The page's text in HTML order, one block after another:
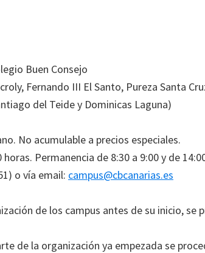
Buen Consejo
Fernando III El Santo, Pureza Santa
del Teide y Dominicas Laguna)
No acumulable a precios especiales.
Permanencia de 8:30 a 9:00 y de
o vía email: campus@cbcanarias.es
de los campus antes de su inicio,
de la organización ya empezada se